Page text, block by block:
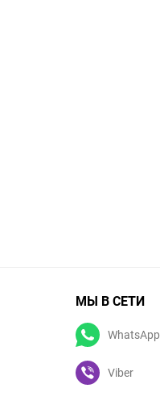
МЫ В СЕТИ
WhatsApp
Viber